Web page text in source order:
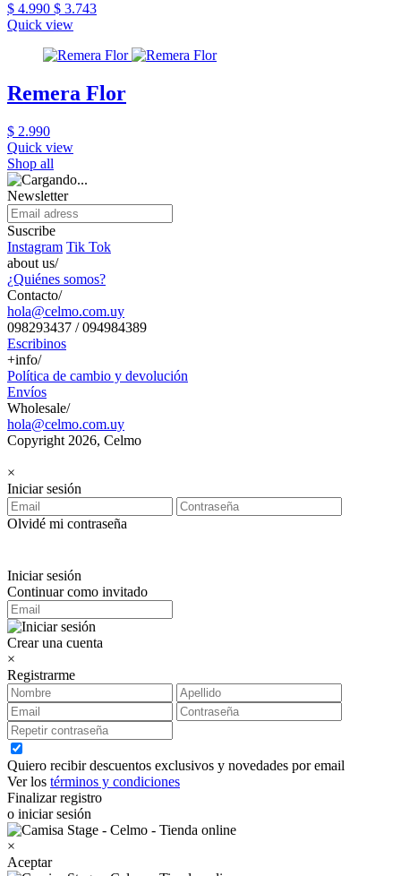
$ 4.990 $ 3.743
Quick view
Remera Flor
$ 2.990
Quick view
Shop all
Newsletter
Suscribe
Instagram Tik Tok
about us/
¿Quiénes somos?
Contacto/
hola@celmo.com.uy
098293437 / 094984389
Escribinos
+info/
Política de cambio y devolución
Envíos
Wholesale/
hola@celmo.com.uy
Copyright 2026, Celmo
×
Iniciar sesión
Olvidé mi contraseña
Iniciar sesión
Continuar como invitado
Crear una cuenta
×
Registrarme
Quiero recibir descuentos exclusivos y novedades por email
Ver los términos y condiciones
Finalizar registro
o iniciar sesión
×
Aceptar